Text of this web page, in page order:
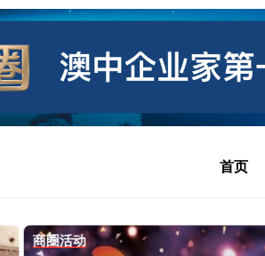
首页
商圈活动